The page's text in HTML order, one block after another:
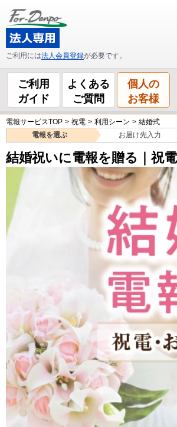
ご利用には法人会員登録が必要です。
ご利用
ガイド
よくある
ご質問
個人の
お客様
電報サービスTOP > 祝電 > 利用シーン > 結婚式
電報を選ぶ お届け先入力
結婚祝いに電報を贈る｜祝